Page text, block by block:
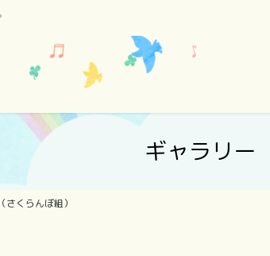
ギャラリー
くらんぼ組）